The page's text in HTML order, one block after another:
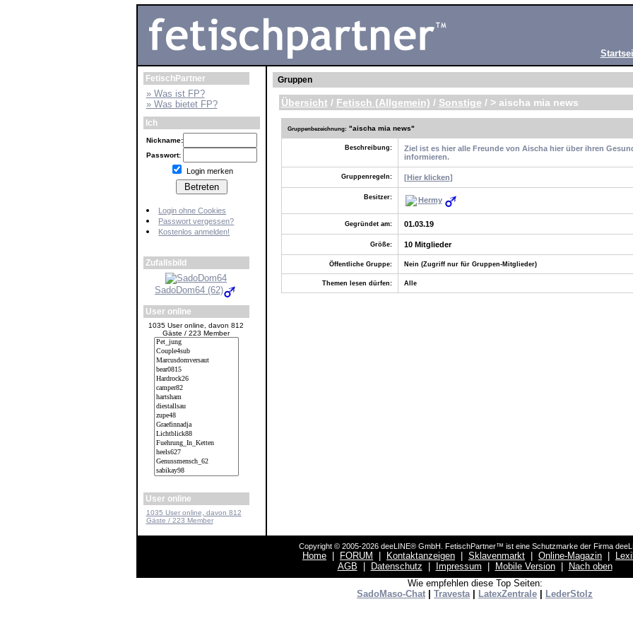
FetischPartner
» Was ist FP?
» Was bietet FP?
Ich
Nickname:
Passwort:
Login merken
Login ohne Cookies
Passwort vergessen?
Kostenlos anmelden!
Zufallsbild
SadoDom64 (62)
User online
1035 User online, davon 812
Gäste / 223 Member
User online
1035 User online, davon 812
Gäste / 223 Member
Gruppen
Übersicht / Fetisch (Allgemein) / Sonstige / > aischa mia news
Gruppenbezeichnung: "aischa mia news"
Beschreibung:
Ziel ist es hier alle Freunde von Aischa hier über ihren
informieren.
Gruppenregeln: [Hier klicken]
Besitzer: Hermy
Gegründet am: 01.03.19
Größe: 10 Mitglieder
Öffentliche Gruppe: Nein (Zugriff nur für Gruppen-Mitglieder)
Themen lesen dürfen: Alle
Copyright © 2005-2026 deeLINE® GmbH. FetischPartner™ ist eine Schutzmarke der Firma
Home FORUM Kontaktanzeigen Sklavenmarkt Online-Magazin
AGB
Datenschutz Impressum Mobile Version|
Nach oben
Wie empfehlen diese Top Seiten:
SadoMaso-Chat
Travesta| LatexZentrale LederStolz